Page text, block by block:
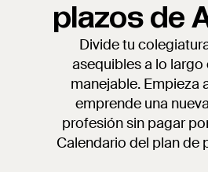
plazos de
Divide tu
asequibles a lo largo
manejable. Empieza
emprende una
profesión sin pagar
Calendario del plan de